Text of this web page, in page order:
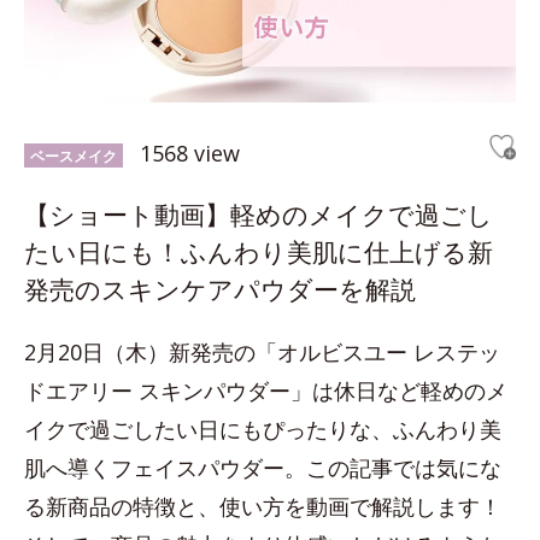
ベースメイク 1568 view
【ショート動画】軽めのメイクで過ごし
たい日にも！ふんわり美肌に仕上げる新
発売のスキンケアパウダーを解説
2月20日（木）新発売の「オルビスユー レステッ
ドエアリー スキンパウダー」は休日など軽めのメ
イクで過ごしたい日にもぴったりな、ふんわり美
肌へ導くフェイスパウダー。この記事では気にな
る新商品の特徴と、使い方を動画で解説します！